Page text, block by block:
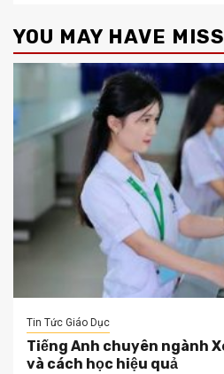
YOU MAY HAVE
Tin Tức Giáo Dục
Tiếng Anh chuyên ngành
và cách học hiệu quả